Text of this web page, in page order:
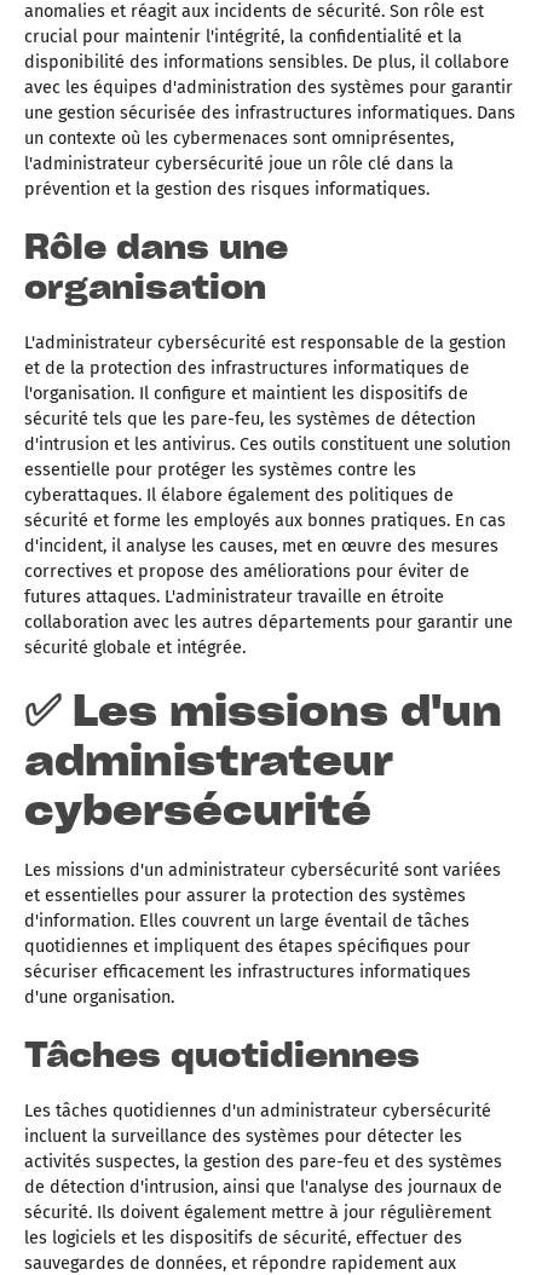
anomalies et réagit aux incidents de sécurité. Son rôle est
crucial pour maintenir l'intégrité, la confidentialité et la
disponibilité des informations sensibles. De plus, il collabore
avec les équipes d'administration des systèmes pour garantir
une gestion sécurisée des infrastructures informatiques. Dans
un contexte où les cybermenaces sont omniprésentes,
l'administrateur cybersécurité joue un rôle clé dans la
prévention et la gestion des risques informatiques.
Rôle dans une
organisation
L'administrateur cybersécurité est responsable de la gestion
et de la protection des infrastructures informatiques de
l'organisation. Il configure et maintient les dispositifs de
sécurité tels que les pare-feu, les systèmes de détection
d'intrusion et les antivirus. Ces outils constituent une solution
essentielle pour protéger les systèmes contre les
cyberattaques. Il élabore également des politiques de
sécurité et forme les employés aux bonnes pratiques. En cas
d'incident, il analyse les causes, met en œuvre des mesures
correctives et propose des améliorations pour éviter de
futures attaques. L'administrateur travaille en étroite
collaboration avec les autres départements pour garantir une
sécurité globale et intégrée.
✅ Les missions d'un
administrateur
cybersécurité
Les missions d'un administrateur cybersécurité sont variées
et essentielles pour assurer la protection des systèmes
d'information. Elles couvrent un large éventail de tâches
quotidiennes et impliquent des étapes spécifiques pour
sécuriser efficacement les infrastructures informatiques
d'une organisation.
Tâches quotidiennes
Les tâches quotidiennes d'un administrateur cybersécurité
incluent la surveillance des systèmes pour détecter les
activités suspectes, la gestion des pare-feu et des systèmes
de détection d'intrusion, ainsi que l'analyse des journaux de
sécurité. Ils doivent également mettre à jour régulièrement
les logiciels et les dispositifs de sécurité, effectuer des
sauvegardes de données, et répondre rapidement aux